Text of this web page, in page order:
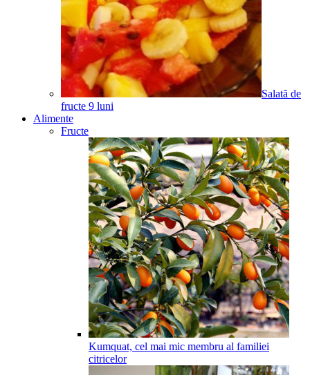
Salată de
fructe 9 luni
Alimente
Fructe
Kumquat, cel mai mic membru al familiei
citricelor